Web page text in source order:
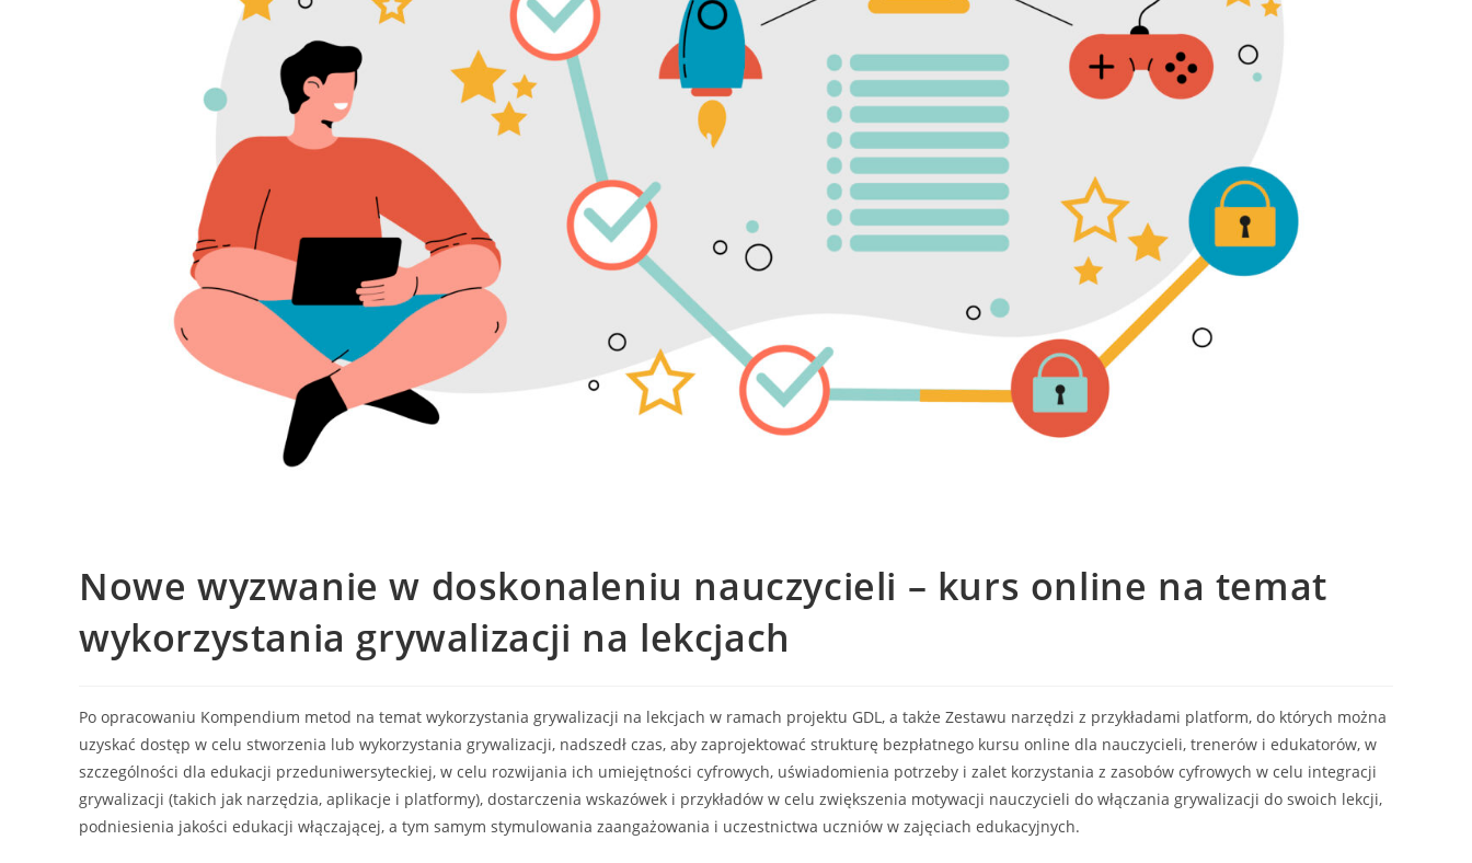
Nowe wyzwanie w doskonaleniu nauczycieli – kurs online na temat
wykorzystania grywalizacji na lekcjach
Po opracowaniu Kompendium metod na temat wykorzystania grywalizacji na lekcjach w ramach projektu GDL, a także Zestawu narzędzi z przykładami platform, do których można
uzyskać dostęp w celu stworzenia lub wykorzystania grywalizacji, nadszedł czas, aby zaprojektować strukturę bezpłatnego kursu online dla nauczycieli, trenerów i edukatorów, w
szczególności dla edukacji przeduniwersyteckiej, w celu rozwijania ich umiejętności cyfrowych, uświadomienia potrzeby i zalet korzystania z zasobów cyfrowych w celu integracji
grywalizacji (takich jak narzędzia, aplikacje i platformy), dostarczenia wskazówek i przykładów w celu zwiększenia motywacji nauczycieli do włączania grywalizacji do swoich lekcji,
podniesienia jakości edukacji włączającej, a tym samym stymulowania zaangażowania i uczestnictwa uczniów w zajęciach edukacyjnych.